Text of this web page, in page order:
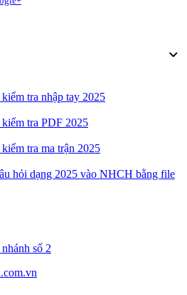
tra nhập tay 2025
tra PDF 2025
tra ma trận 2025
hỏi dạng 2025 vào NHCH bằng file
số 2